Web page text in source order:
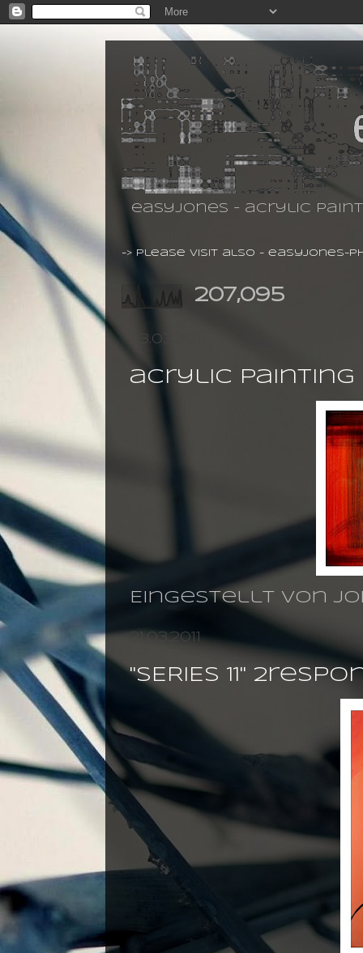
easyjones - acrylic
-> please visit also - easyjones-
207,095
23.03.2011
acrylic painting
Eingestellt von
21.03.2011
''SERIES 11''